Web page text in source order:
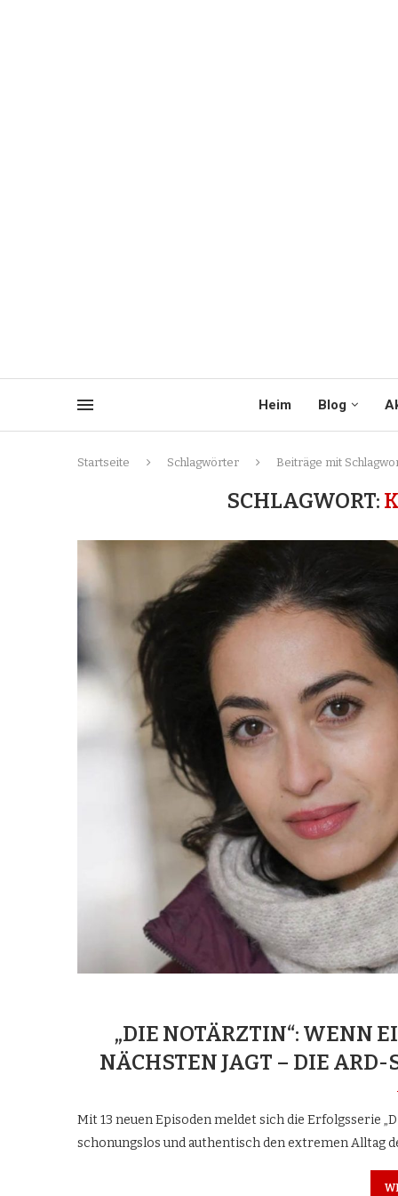
Heim Blog
Startseite Schlagwörter Beiträge mit
SCHLAGWORT:
„DIE NOTÄRZTIN“: WENN
NÄCHSTEN JAGT – DIE
Mit 13 neuen Episoden meldet sich die Erfolgsserie
schonungslos und authentisch den extremen Alltag